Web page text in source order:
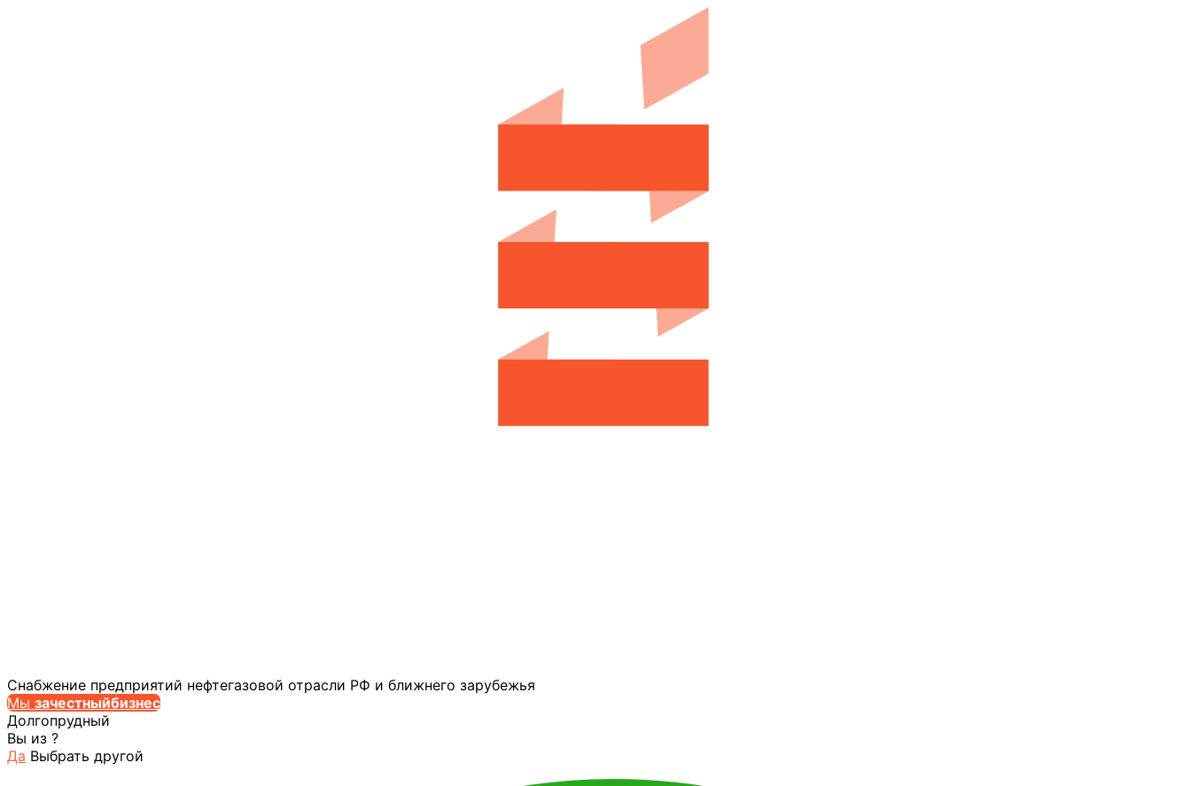
Снабжение предприятий нефтегазовой отрасли РФ и ближнего зарубежья
Мы зачестныйбизнес
Долгопрудный
Вы из ?
Да Выбрать другой